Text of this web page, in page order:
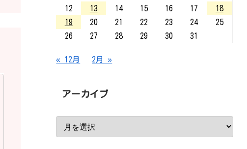
12
13 14 15 16 17
18
19
20 21 22 23 24
25
26
27 28 29 30 31
« 12月 2月 »
アーカイブ